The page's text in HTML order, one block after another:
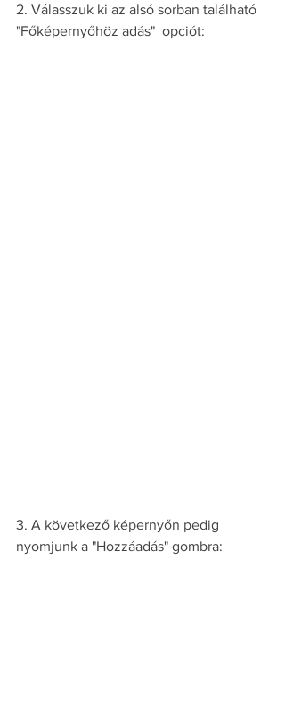
2. Válasszuk ki az alsó sorban található
"Főképernyőhöz adás"  opciót:
3. A következő képernyőn pedig
nyomjunk a "Hozzáadás" gombra: